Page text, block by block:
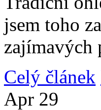
jsem toho
zajímavých
Celý článek
Apr 29